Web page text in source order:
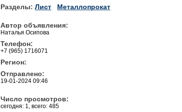
Разделы: Лист Металлопрокат
Автор объявления:
Наталья Осипова
Телефон:
+7 (965) 1716071
Регион:
Отправлено:
19-01-2024 09:46
Число просмотров:
сегодня: 1, всего: 485